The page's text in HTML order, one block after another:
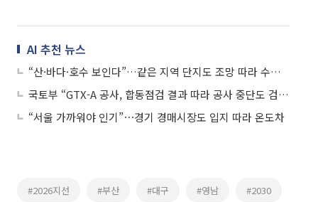
AI 추천 뉴스
“산·바다·호수 보인다”…같은 지역 단지도 조망 따라 수억 차이
국토부 “GTX-A 공사, 합동점검 결과 따라 공사 중단도 검토”
“서울 가까워야 인기”⋯경기 경매시장도 입지 따라 온도차
#2026지선 #부산 #대구 #영남 #2030